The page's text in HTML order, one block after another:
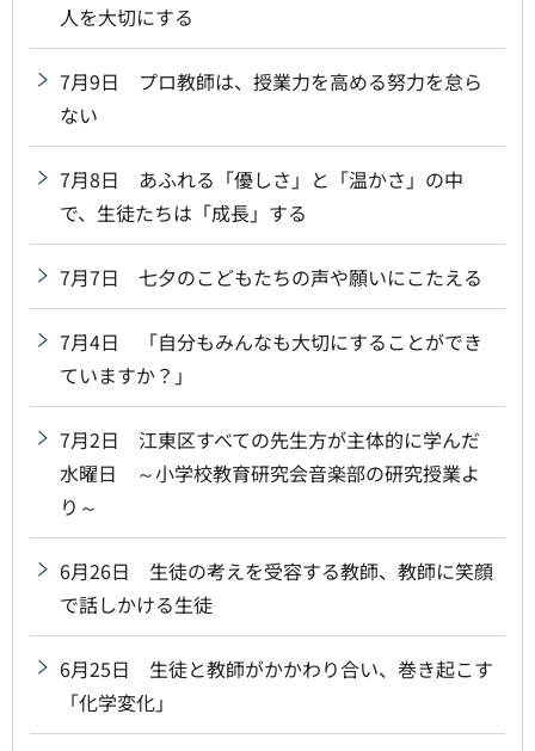
人を大切にする
7月9日 プロ教師は、授業力を高める努力を怠ら
ない
7月8日 あふれる「優しさ」と「温かさ」の中
で、生徒たちは「成長」する
7月7日 七夕のこどもたちの声や願いにこたえる
7月4日 「自分もみんなも大切にすることができ
ていますか？」
7月2日 江東区すべての先生方が主体的に学んだ
水曜日 ～小学校教育研究会音楽部の研究授業よ
り～
6月26日 生徒の考えを受容する教師、教師に笑顔
で話しかける生徒
6月25日 生徒と教師がかかわり合い、巻き起こす
「化学変化」